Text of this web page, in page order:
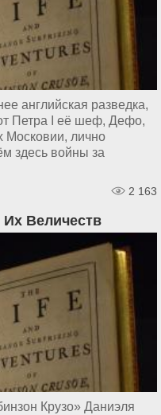
английская разведка,
Петра I её шеф, Дефо,
Московии, лично
здесь войны за
2 163
Величеств
Крузо» Даниэля